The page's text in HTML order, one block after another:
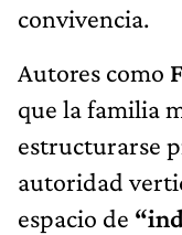
convivencia.
Autores como
que la familia
estructurarse
autoridad
espacio de